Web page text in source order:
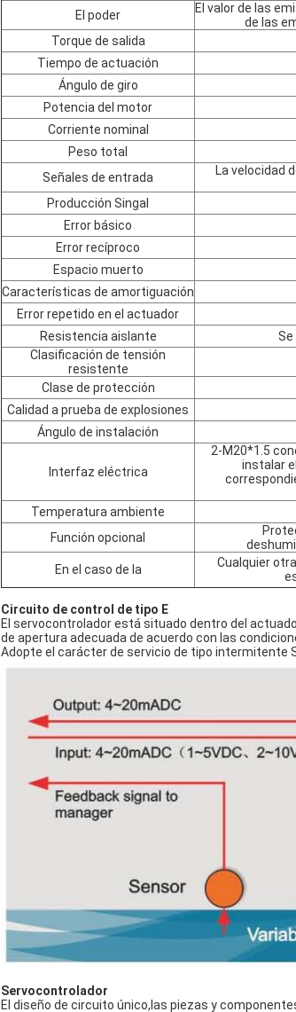
El poder
El valor de las
de las
Torque de salida
Tiempo de actuación
Ángulo de giro
Potencia del motor
Corriente nominal
Peso total
Señales de entrada
La velocidad
Producción Singal
Error básico
Error recíproco
Espacio muerto
Características de amortiguación
Error repetido en el actuador
Resistencia aislante
Clasificación de tensión
resistente
Clase de protección
Calidad a prueba de explosiones
Ángulo de instalación
Interfaz eléctrica
2-M20*1.5
instalar
Temperatura ambiente
Función opcional
En el caso de la
Cualquier
Circuito de control de tipo E
El servocontrolador está situado dentro del
de apertura adecuada de acuerdo con las
Adopte el carácter de servicio de tipo intermitente
Servocontrolador
El diseño de circuito único,las piezas y